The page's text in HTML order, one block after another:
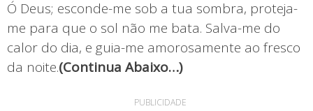
Ó Deus; esconde-me sob a tua sombra, proteja-
me para que o sol não me bata. Salva-me do
calor do dia, e guia-me amorosamente ao fresco
da noite.(Continua Abaixo…)
PUBLICIDADE